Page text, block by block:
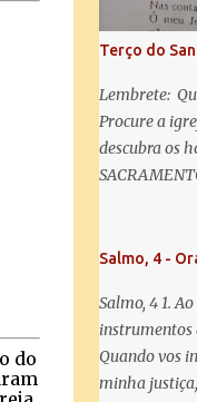
do
Advogada
desterro,
fruto do
ó doce e
nós Santa
dignos das
Terço do
Lembrete:
Procure a
descubra os
coração ao
sem Vós
Sacramento
Glória ao Pai:
Salmo, 4 -
Salmo, 4 1.
instrumentos
Quando vos
minha justiça,